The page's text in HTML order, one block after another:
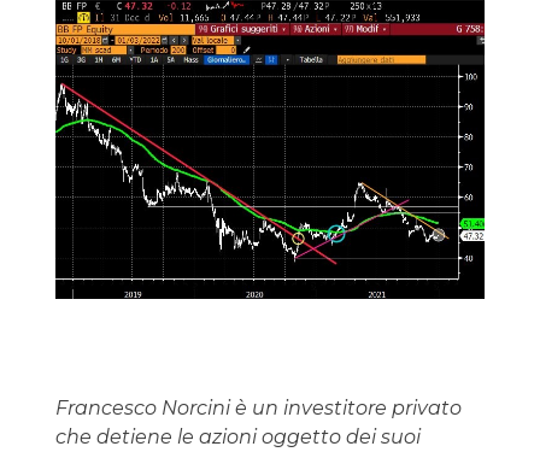
Francesco Norcini è un investitore privato
che detiene le azioni oggetto dei suoi